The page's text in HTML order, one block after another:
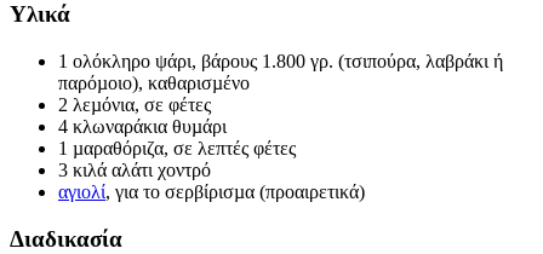
Υλικά
1 ολόκληρο ψάρι, βάρους 1.800 γρ. (τσιπούρα, λαβράκι ή
παρόµοιο), καθαρισµένο
2 λεµόνια, σε φέτες
4 κλωναράκια θυµάρι
1 µαραθόριζα, σε λεπτές φέτες
3 κιλά αλάτι χοντρό
αγιολί, για το σερβίρισµα (προαιρετικά)
Διαδικασία